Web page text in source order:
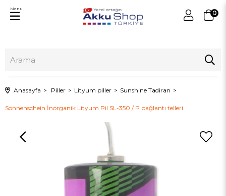
0
Menu
Anasayfa Piller Lityum piller Sunshine Tadiran
Sonnenschein İnorganik Lityum Pil SL-350 / P bağlantı telleri